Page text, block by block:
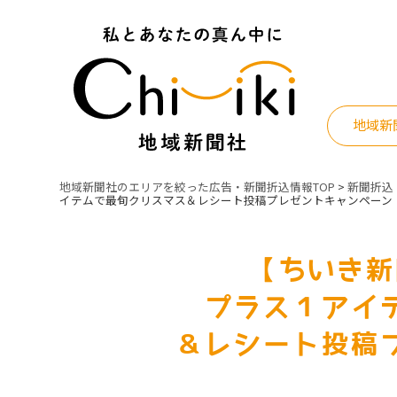
地域
地域新聞社のエリアを絞った広告・新聞折込情報TOP >新聞折込
イテムで最旬クリスマス ＆レシート投稿プレゼントキャンペーン
【ちいき
プラス１アイ
＆レシート投稿